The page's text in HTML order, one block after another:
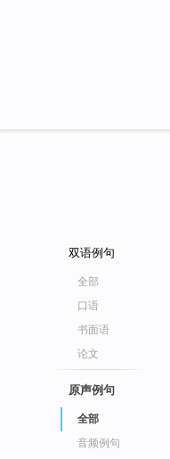
双语例句
全部
口语
书面语
论文
原声例句
全部
音频例句